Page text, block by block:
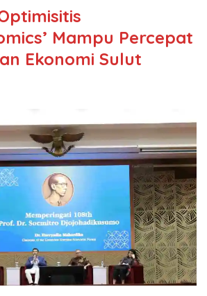
Mampu Percepat
Ekonomi Sulut